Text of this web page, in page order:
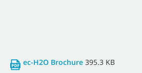
ec-H2O Brochure 395.3 KB